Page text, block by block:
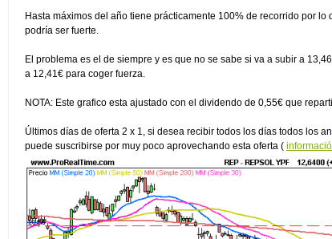
Hasta máximos del año tiene prácticamente 100% de recorrido por
podría ser fuerte.
El problema es el de siempre y es que no se sabe si va a subir a
a 12,41€ para coger fuerza.
NOTA: Este grafico esta ajustado con el dividendo de 0,55€ que
Últimos días de oferta 2 x 1, si desea recibir todos los días todos los
puede suscribirse por muy poco aprovechando esta oferta (